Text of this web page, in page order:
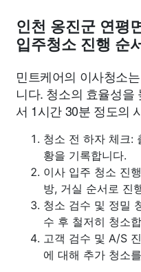
인천 옹진군 연평
입주청소 진행 순서
민트케어의 이사청소
니다. 청소의 효율성을
서 1시간 30분 정도의
청소 전 하자 체크:
황을 기록합니다.
이사 입주 청소 진
방, 거실 순서로 진
청소 검수 및 정밀
수 후 철저히 청소
고객 검수 및 A/S
에 대해 추가 청소